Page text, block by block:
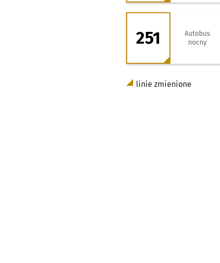
251 - kierunek
251
Autobus
nocny
linie zmienione